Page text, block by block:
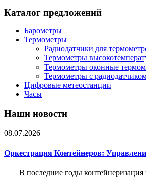
Каталог предложений
Барометры
Термометры
Радиодатчики для
Термометры
Термометры оконные
Термометры с
Цифровые метеостанции
Часы
Наши новости
08.07.2026
Оркестрация Контейнеров:
В последние годы